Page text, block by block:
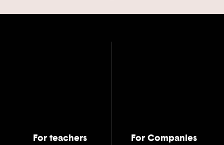
For teachers For Companies